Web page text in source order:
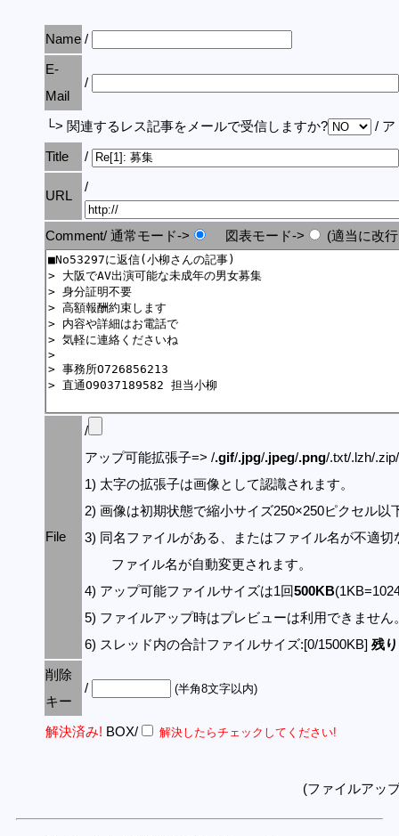
Name /
E-
Mail
/
└> 関連するレス記事をメールで受信しますか?
/ ア
Title
/
URL
/
Comment/ 通常モード-> 図表モード-> (適当に改
File
/
アップ可能拡張子=> /.gif/.jpg/.jpeg/.png/.txt/.lzh/
1) 太字の拡張子は画像として認識されます。
2) 画像は初期状態で縮小サイズ250×250ピクセル以
3) 同名ファイルがある、またはファイル名が不適切
ファイル名が自動変更されます。
4) アップ可能ファイルサイズは1回500KB
5) ファイルアップ時はプレビューは利用できません
6) スレッド内の合計ファイルサイズ:[0/1500KB] 残
削除
キー
/ (半角8文字以内)
解決済み! BOX/ 解決したらチェックしてください!
(ファイルアッ